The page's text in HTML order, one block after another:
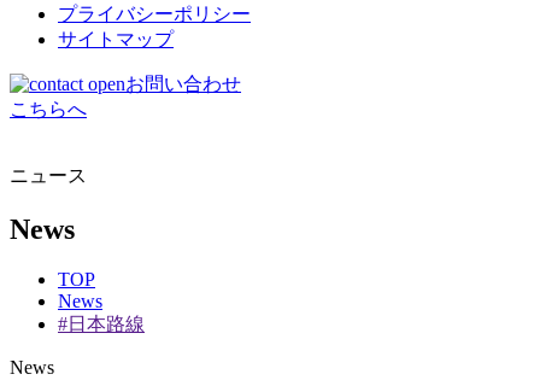
プライバシーポリシー
サイトマップ
お問い合わせ
こちらへ
ニュース
News
TOP
News
#日本路線
News